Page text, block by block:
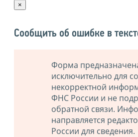
×
Сообщить об ошибке в
Форма
исключительно для
некорректной
ФНС России и не
обратной связи.
направляется
России для сведения.